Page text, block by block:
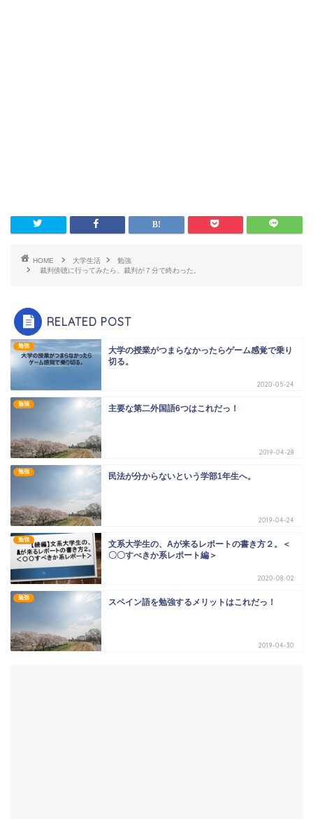
HOME 大学生活
勉強
裁判傍聴に行ってみたら、裁判が７分で終わった。
RELATED POST
勉強
大学の授業がつまらなかったらゲーム感覚で乗り
切る。
2020-05-24
勉強 主要な第二外国語6つはこれだっ！
2019-04-28
勉強 民法が分からないという学部1年生へ。
2019-04-24
勉強
文系大学生の、Aが来るレポートの書き方２。＜
〇〇すべきか系レポート編＞
2020-08-02
勉強 スペイン語を勉強するメリットはこれだっ！
2019-04-30